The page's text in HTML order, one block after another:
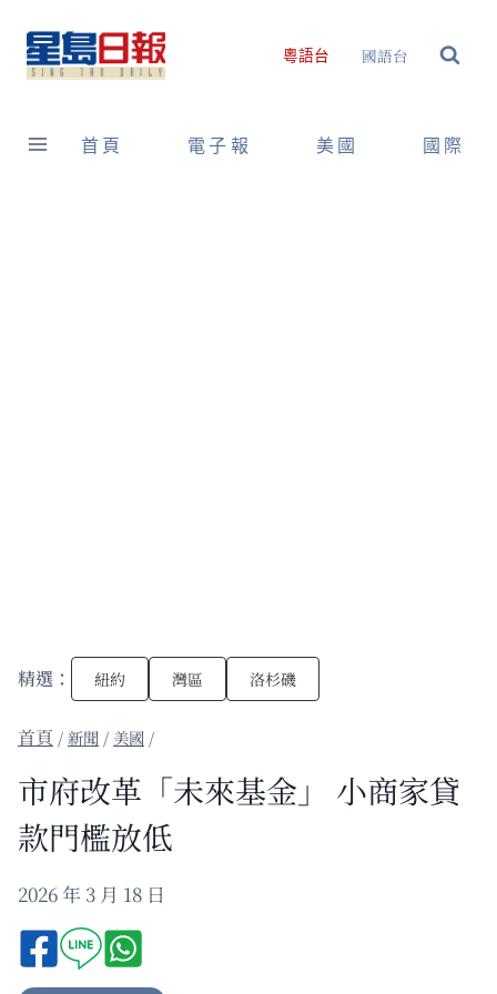
content
粵語台 國語台
首頁 電子報 美國 國際
精選： 紐約 灣區 洛杉磯
/新聞 / 美國 /
市府改革「未來基金」 小商家貸
款門檻放低
2026 年 3 月 18 日